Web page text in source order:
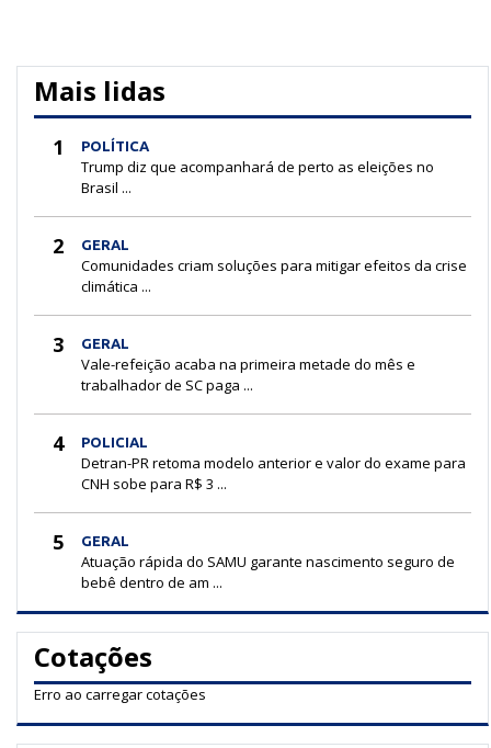
Mais lidas
1 POLÍTICA
Trump diz que acompanhará de perto as eleições no
Brasil ...
2 GERAL
Comunidades criam soluções para mitigar efeitos da crise
climática ...
3 GERAL
Vale-refeição acaba na primeira metade do mês e
trabalhador de SC paga ...
4 POLICIAL
Detran-PR retoma modelo anterior e valor do exame para
CNH sobe para R$ 3 ...
5 GERAL
Atuação rápida do SAMU garante nascimento seguro de
bebê dentro de am ...
Cotações
Erro ao carregar cotações